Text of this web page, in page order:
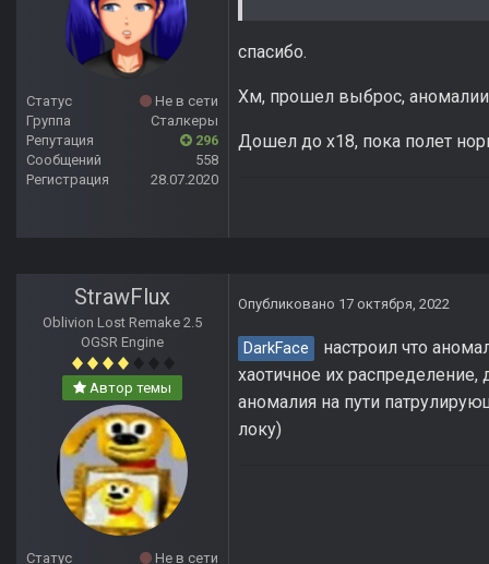
Статус
Не в сети
Группа
Сталкеры
Репутация
296
Сообщений
558
Регистрация
28.07.2020
спасибо.
Хм, прошел выброс,
Дошел до х18, пока полет
StrawFlux
Oblivion Lost Remake 2.5
OGSR Engine
Автор темы
Статус
Не в сети
Опубликовано 17 октября, 2022
DarkFace
настроил что
хаотичное их
аномалия на пути
локу)